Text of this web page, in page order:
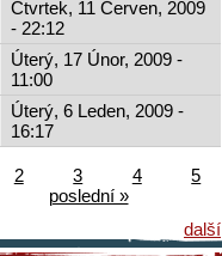
Čtvrtek, 11 Červen, 2009
- 22:12
Úterý, 17 Únor, 2009 -
11:00
Úterý, 6 Leden, 2009 -
16:17
2 3 4
5
poslední »
další